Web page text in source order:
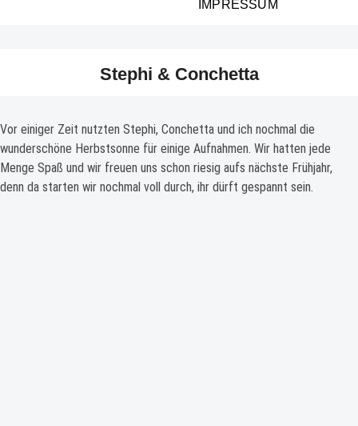
IMPRESSUM
Stephi & Conchetta
Vor einiger Zeit nutzten Stephi, Conchetta und ich nochmal die
wunderschöne Herbstsonne für einige Aufnahmen. Wir hatten jede
Menge Spaß und wir freuen uns schon riesig aufs nächste Frühjahr,
denn da starten wir nochmal voll durch, ihr dürft gespannt sein.